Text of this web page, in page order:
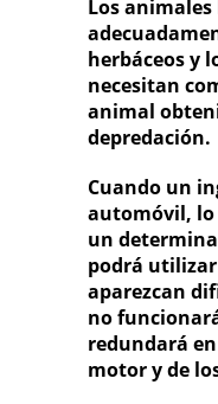
Los
herbáceos y
necesitan
animal
depredación.
Cuando un
automóvil, lo
un
podrá
aparezcan
no
redundará
motor y de